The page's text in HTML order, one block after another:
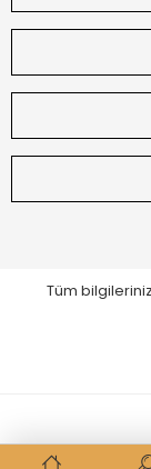
Tüm